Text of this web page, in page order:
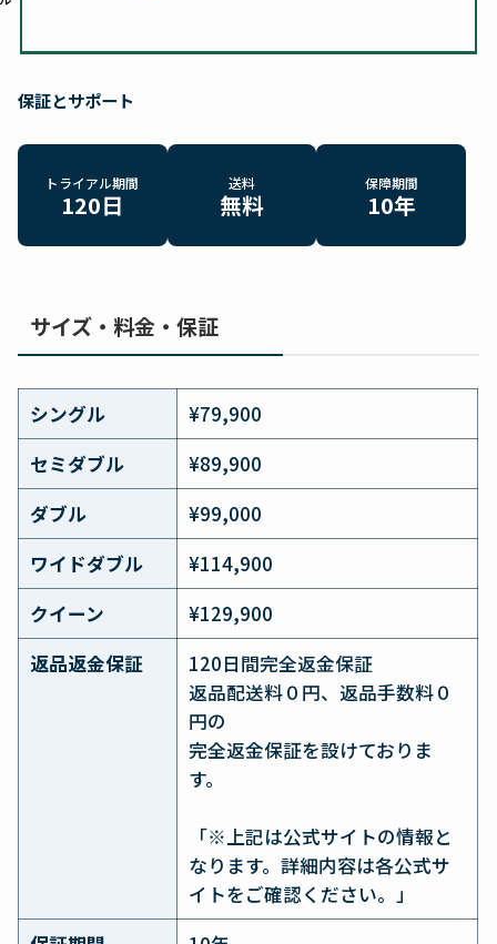
保証とサポート
トライアル期間
120日
送料
無料
保障期間
10年
サイズ・料金・保証
シングル
¥79,900
セミダブル
¥89,900
ダブル
¥99,000
ワイドダブル
¥114,900
クイーン
¥129,900
返品返金保証
120日間完全返金保証
返品配送料０円、返品手数料０
円の
完全返金保証を設けておりま
す。
「※上記は公式サイトの情報と
なります。詳細内容は各公式サ
イトをご確認ください。」